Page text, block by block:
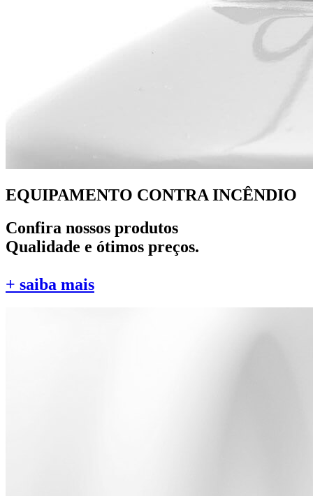
EQUIPAMENTO CONTRA INCÊNDIO
Confira nossos produtos
Qualidade e ótimos preços.
+ saiba mais